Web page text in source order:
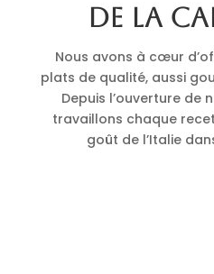
de La
Nous avons à cœur
plats de qualité, aussi
Depuis l’ouverture de
travaillons chaque
goût de l’Italie